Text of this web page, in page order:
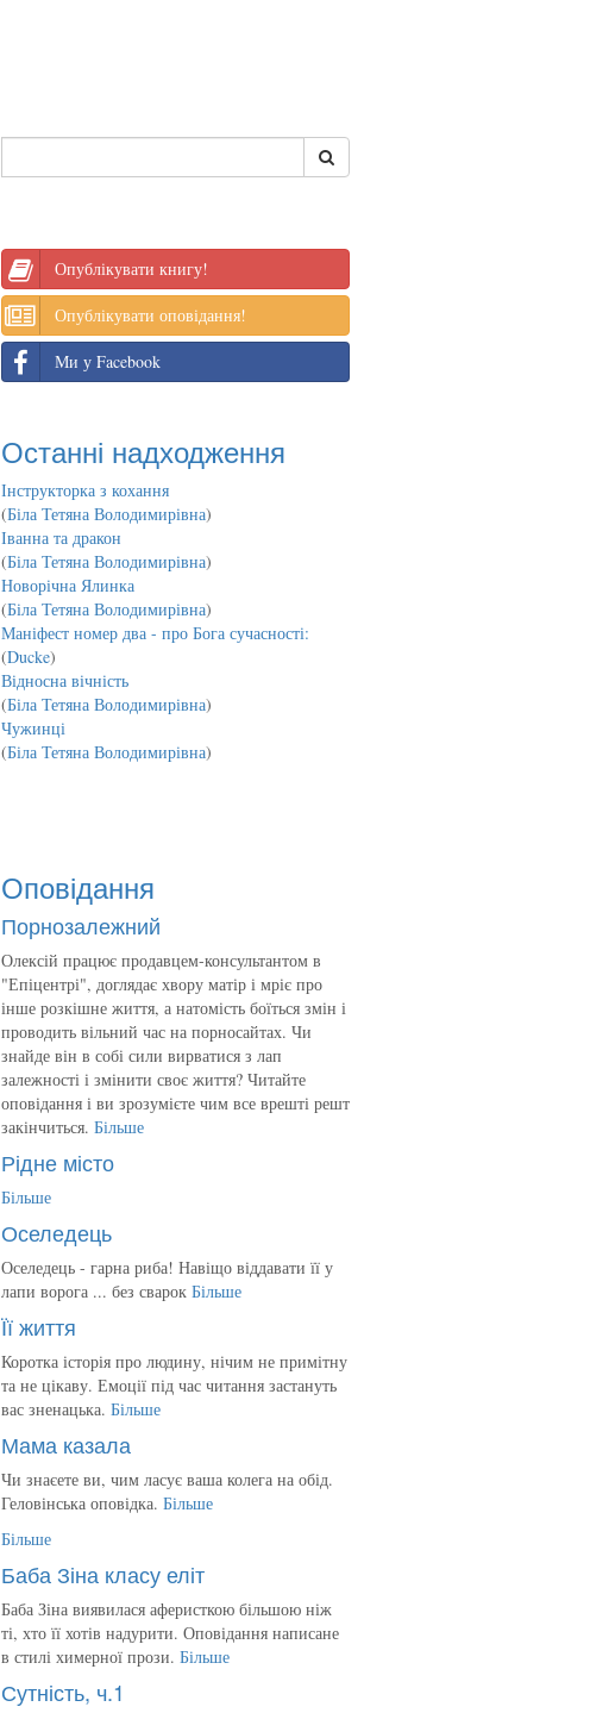
Опублікувати книгу!
Опублікувати оповідання!
Ми у Facebook
Останні надходження
Інструкторка з кохання
(Біла Тетяна Володимирівна)
Іванна та дракон
(Біла Тетяна Володимирівна)
Новорічна Ялинка
(Біла Тетяна Володимирівна)
Маніфест номер два - про Бога сучасності:
(Ducke)
Відносна вічність
(Біла Тетяна Володимирівна)
Чужинці
(Біла Тетяна Володимирівна)
Оповідання
Порнозалежний
Олексій працює продавцем-консультантом в
"Епіцентрі", доглядає хвору матір і мріє про
інше розкішне життя, а натомість боїться змін і
проводить вільний час на порносайтах. Чи
знайде він в собі сили вирватися з лап
залежності і змінити своє життя? Читайте
оповідання і ви зрозумієте чим все врешті решт
закінчиться. Більше
Рідне місто
Більше
Оселедець
Оселедець - гарна риба! Навіщо віддавати її у
лапи ворога ... без сварок Більше
Її життя
Коротка історія про людину, нічим не примітну
та не цікаву. Емоції під час читання застануть
вас зненацька. Більше
Мама казала
Чи знаєете ви, чим ласує ваша колега на обід.
Геловінська оповідка. Більше
Більше
Баба Зіна класу еліт
Баба Зіна виявилася аферисткою більшою ніж
ті, хто її хотів надурити. Оповідання написане
в стилі химерної прози. Більше
Сутність, ч.1